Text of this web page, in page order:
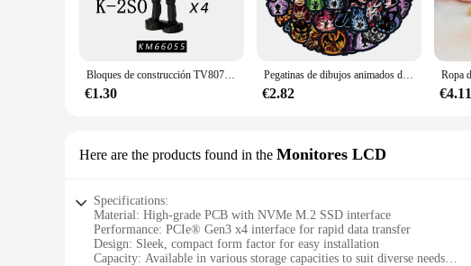
Bloques de construcción TV8072 Bantha, KT1074, bloques de construcción, soldado clon de Snowtrooper, figura de Stormtrooper, Mini figuritas, Droid Kid Toy
€1.30
Pegatinas de dibujos animados de Pokémon de neón, calcomanías Kawaii de Anime para ordenador portátil, monopatín, motocicleta, teléfono, pegatina impermeable, juguete para niños, 10/30/60 Uds.
€2.82 €4.11
Here are the products found in the Monitores LCD
Specifications:
Material: High-grade PCB with NVMe M.2 SSD interface
Performance: PCIe® Gen3 x4 interface for rapid data transfer
Design: Sleek, compact form factor for easy installation
Capacity: Available in various storage capacities to suit diverse needs